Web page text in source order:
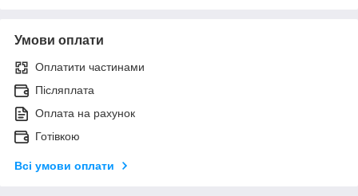
Умови оплати
Оплатити частинами
Післяплата
Оплата на рахунок
Готівкою
Всі умови оплати